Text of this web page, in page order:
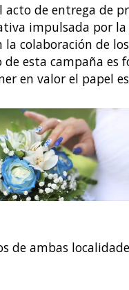
acto de entrega de
impulsada por
la colaboración de los
esta campaña es
en valor el papel
de ambas